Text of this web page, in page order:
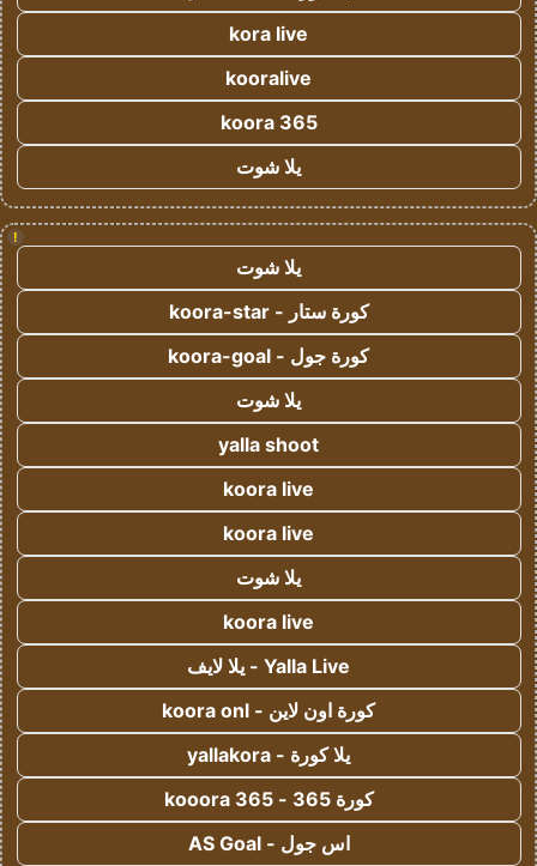
kora live
kooralive
koora 365
يلا شوت
!
يلا شوت
كورة ستار - koora-star
كورة جول - koora-goal
يلا شوت
yalla shoot
koora live
koora live
يلا شوت
koora live
Yalla Live - يلا لايف
كورة اون لاين - koora onl
يلا كورة - yallakora
كورة 365 - kooora 365
اس جول - AS Goal